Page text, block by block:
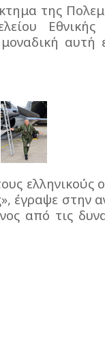
της
Εθνικής
αυτή
ελληνικούς
έγραψε στην
από τις